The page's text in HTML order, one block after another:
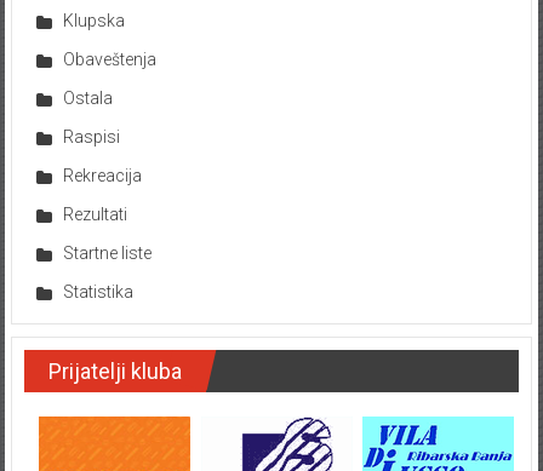
Klupska
Obaveštenja
Ostala
Raspisi
Rekreacija
Rezultati
Startne liste
Statistika
Prijatelji kluba